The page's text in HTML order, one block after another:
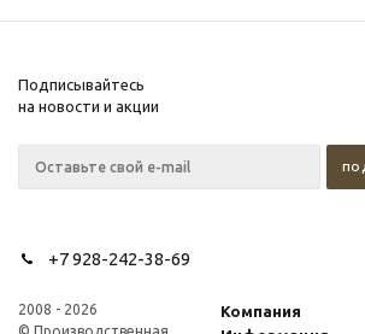
Подписывайтесь
на новости и акции
+7 928-242-38-69
2008 - 2026
Компания